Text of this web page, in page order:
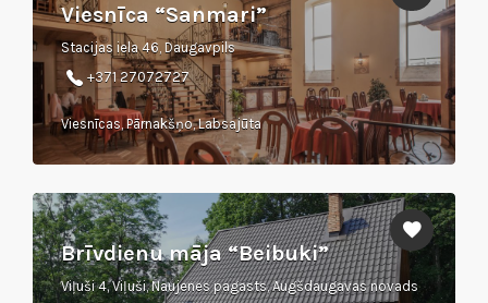
Viesnīca “Sanmari”
Stacijas iela 46, Daugavpils
+371 27072727
Viesnīcas, Pārnakšņo, Labsajūta
Brīvdienu māja “Beibuki”
Viļuši 4, Viļuši, Naujenes pagasts, Augšdaugavas novads